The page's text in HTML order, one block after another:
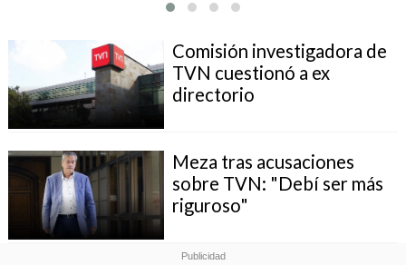
Comisión investigadora de
TVN cuestionó a ex
directorio
Meza tras acusaciones
sobre TVN: "Debí ser más
riguroso"